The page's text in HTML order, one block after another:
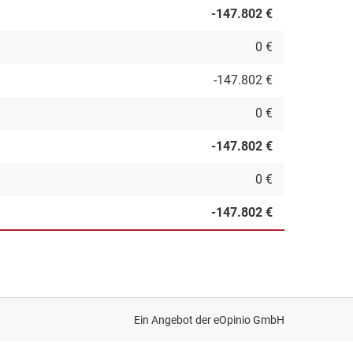
-147.802 €
0 €
-147.802 €
0 €
-147.802 €
0 €
-147.802 €
Ein Angebot dereOpinio GmbH